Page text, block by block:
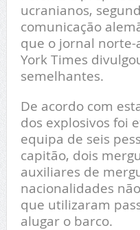
ucranianos,
comunicação
que o jornal
York Times
semelhantes.
De acordo com
dos explosivos foi
equipa de seis
capitão, dois
auxiliares de
nacionalidades
que utilizaram
alugar o barco.